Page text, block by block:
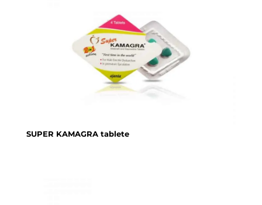
SUPER KAMAGRA tablete